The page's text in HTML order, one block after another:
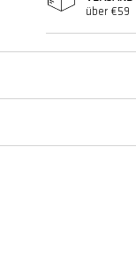
über €59